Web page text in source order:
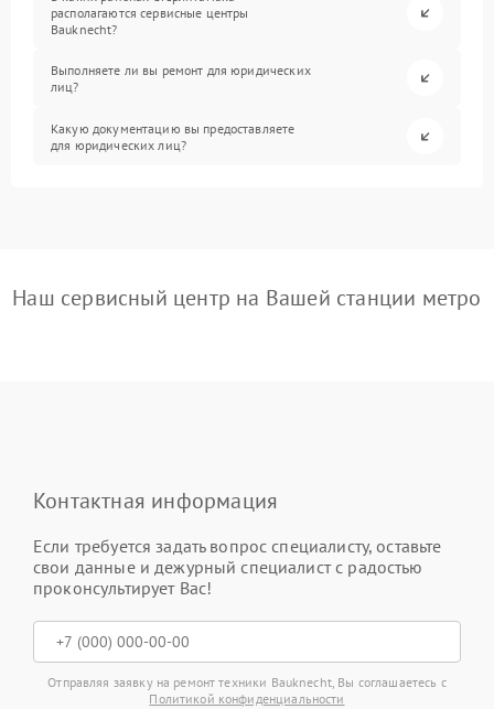
располагаются сервисные центры
Bauknecht?
Выполняете ли вы ремонт для юридических
лиц?
Какую документацию вы предоставляете
для юридических лиц?
Наш сервисный центр на Вашей станции метро
Контактная информация
Если требуется задать вопрос специалисту, оставьте
свои данные и дежурный специалист с радостью
проконсультирует Вас!
Отправляя заявку на ремонт техники Bauknecht, Вы соглашаетесь с
Политикой конфиденциальности